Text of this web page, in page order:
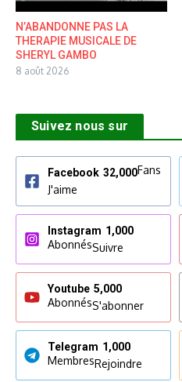
N’ABANDONNE PAS LA
THERAPIE MUSICALE DE
SHERYL GAMBO
8 août 2026
Suivez nous sur
Facebook 32,000Fans
J'aime
Instagram 1,000
AbonnésSuivre
Youtube 5,000
AbonnésS'abonner
Telegram 1,000
MembresRejoindre